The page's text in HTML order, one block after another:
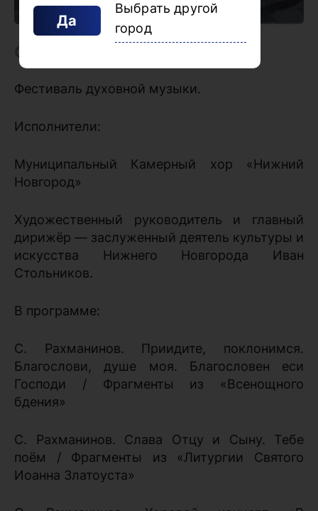
Да
Выбрать другой
город
Фестиваль духовной музыки.
Исполнители:
Муниципальный Камерный хор «Нижний
Новгород»
Художественный руководитель и главный
дирижёр — заслуженный деятель культуры и
искусства Нижнего Новгорода Иван
Стольников.
В программе:
С. Рахманинов. Приидите, поклонимся.
Благослови, душе моя. Благословен еси
Господи / Фрагменты из «Всенощного
бдения»
С. Рахманинов. Слава Отцу и Сыну. Тебе
поём / Фрагменты из «Литургии Святого
Иоанна Златоуста»